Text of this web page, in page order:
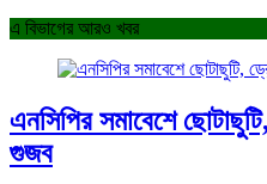
এ বিভাগের আরও খবর
এনসিপির সমাবেশে
গুজব